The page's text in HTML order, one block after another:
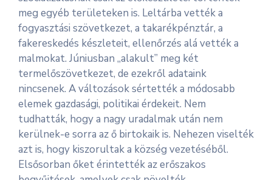
meg egyéb területeken is. Leltárba vették a
fogyasztási szövetkezet, a takarékpénztár, a
fakereskedés készleteit, ellenőrzés alá vették a
malmokat. Júniusban „alakult” meg két
termelőszövetkezet, de ezekről adataink
nincsenek. A változások sértették a módosabb
elemek gazdasági, politikai érdekeit. Nem
tudhatták, hogy a nagy uradalmak után nem
kerülnek-e sorra az ő birtokaik is. Nehezen viselték
azt is, hogy kiszorultak a község vezetéséből.
Elsősorban őket érintették az erőszakos